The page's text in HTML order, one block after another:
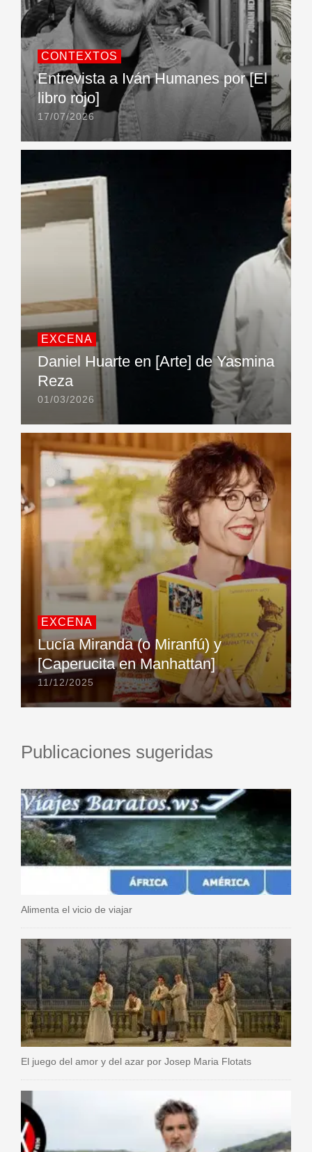
CONTEXTOS
Entrevista a Iván Humanes por [El
libro rojo]
17/07/2026
EXCENA
Daniel Huarte en [Arte] de Yasmina
Reza
01/03/2026
EXCENA
Lucía Miranda (o Miranfú) y
[Caperucita en Manhattan]
11/12/2025
Publicaciones sugeridas
Alimenta el vicio de viajar
El juego del amor y del azar por Josep Maria Flotats